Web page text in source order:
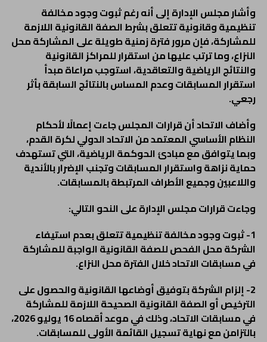
وأشار مجلس الإدارة إلى أنه رغم ثبوت وجود مخالفة
تنظيمية وقانونية تتعلق بشرط الصفة القانونية اللازمة
للمشاركة، فإن مرور فترة زمنية طويلة على المشاركة محل
النزاع، وما ترتب عليها من استقرار للمراكز القانونية
والنتائج الرياضية والتعاقدية، استوجب مراعاة مبدأ
استقرار المسابقات وعدم المساس بالنتائج السابقة بأثر
رجعي.
وأضاف الاتحاد أن قرارات المجلس جاءت إعمالًا لأحكام
النظام الأساسي المعتمد من الاتحاد الدولي لكرة القدم،
وبما يتوافق مع مبادئ الحوكمة الرياضية، التي تستهدف
حماية نزاهة واستقرار المسابقات وتجنب الإضرار بالأندية
واللاعبين وجميع الأطراف المرتبطة بالمسابقات.
وجاءت قرارات مجلس الإدارة على النحو التالي:
1- ثبوت وجود مخالفة تنظيمية تتعلق بعدم استيفاء
الشركة محل الفحص للصفة القانونية الواجبة للمشاركة
في مسابقات الاتحاد خلال الفترة محل النزاع.
2- إلزام الشركة بتوفيق أوضاعها القانونية والحصول على
الترخيص أو الصفة القانونية الصحيحة اللازمة للمشاركة
في مسابقات الاتحاد، وذلك في موعد أقصاه 16 يوليو 2026،
بالتزامن مع نهاية تسجيل القائمة الأولى للمسابقات.